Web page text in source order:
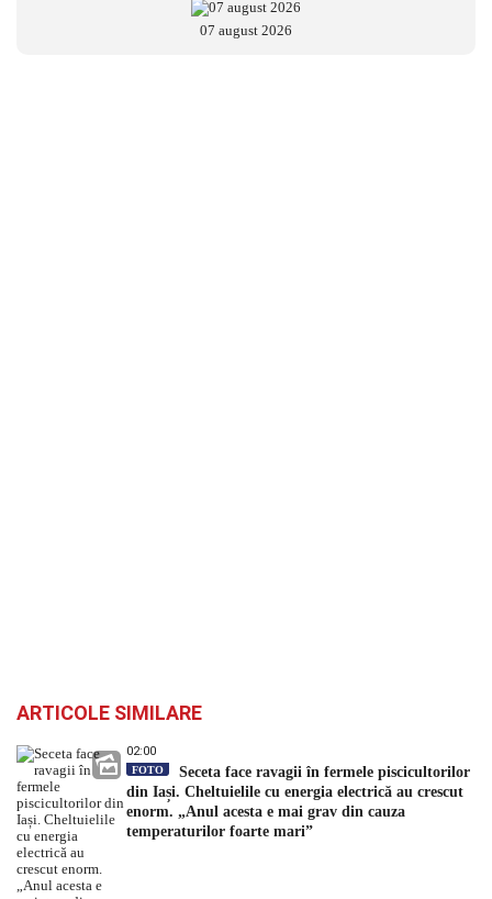
07 august 2026
ARTICOLE SIMILARE
02:00
FOTO
Seceta face ravagii în fermele piscicultorilor
din Iași. Cheltuielile cu energia electrică au crescut
enorm. „Anul acesta e mai grav din cauza
temperaturilor foarte mari”